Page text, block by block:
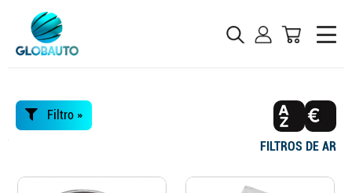
Filtro »
FILTROS DE AR